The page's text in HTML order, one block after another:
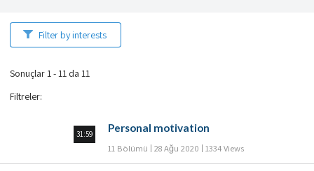
Filter by interests
Sonuçlar 1 - 11 da 11
Filtreler:
31:59
Personal motivation
11 Bölümü 28 Ağu 2020 1334 Views